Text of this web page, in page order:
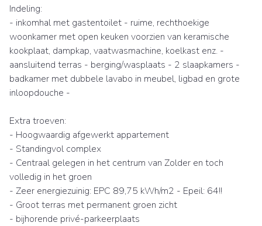
Indeling:
- inkomhal met gastentoilet - ruime, rechthoekige
woonkamer met open keuken voorzien van keramische
kookplaat, dampkap, vaatwasmachine, koelkast enz. -
aansluitend terras - berging/wasplaats - 2 slaapkamers -
badkamer met dubbele lavabo in meubel, ligbad en grote
inloopdouche -
Extra troeven:
- Hoogwaardig afgewerkt appartement
- Standingvol complex
- Centraal gelegen in het centrum van Zolder en toch
volledig in het groen
- Zeer energiezuinig: EPC 89,75 kWh/m2 - Epeil: 64!!
- Groot terras met permanent groen zicht
- bijhorende privé-parkeerplaats